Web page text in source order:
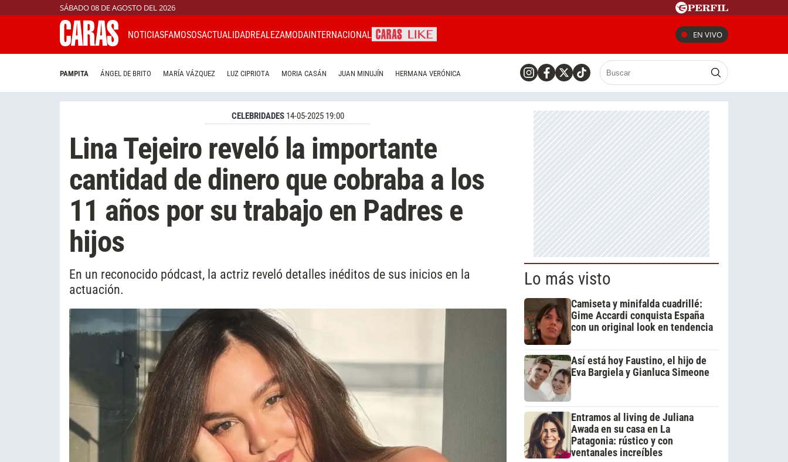
SÁBADO 08 DE AGOSTO DEL 2026
NOTICIASFAMOSOSACTUALIDADREALEZAMODAINTERNACIONAL EN VIVO
PAMPITA ÁNGEL DE BRITO MARÍA VÁZQUEZ LUZ CIPRIOTA MORIA CASÁN JUAN MINUJÍN HERMANA VERÓNICA
CELEBRIDADES 14-05-2025 19:00
Lina Tejeiro reveló la importante
cantidad de dinero que cobraba a los
11 años por su trabajo en Padres e
hijos
En un reconocido pódcast, la actriz reveló detalles inéditos de sus inicios en la
actuación.
Lo más visto
Camiseta y minifalda cuadrillé:
Gime Accardi conquista España
con un original look en tendencia
Así está hoy Faustino, el hijo de
Eva Bargiela y Gianluca Simeone
Entramos al living de Juliana
Awada en su casa en La
Patagonia: rústico y con
ventanales increíbles